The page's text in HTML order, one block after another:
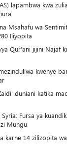
lapambwa kwa
Msahafu wa
Iliyopita
Qur’ani jijini Najaf
kwenye
duniani katika
Fursa ya
Mungu
karne 14 zilizopita